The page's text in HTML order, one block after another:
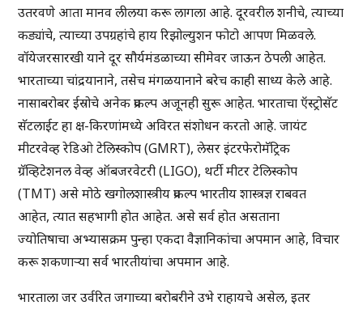
उतरवणे आता मानव लीलया करू लागला आहे. दूरवरील शनीचे, त्याच्या
कड्यांचे, त्याच्या उपग्रहांचे हाय रिझोल्युशन फोटो आपण मिळवले.
वॉयेजरसारखी याने दूर सौर्यमंडळाच्या सीमेवर जाऊन ठेपली आहेत.
भारताच्या चांद्रयानाने, तसेच मंगळयानाने बरेच काही साध्य केले आहे.
नासाबरोबर ईस्रोचे अनेक प्रकल्प अजूनही सुरू आहेत. भारताचा ऍस्ट्रोसॅट
सॅटलाईट हा क्ष-किरणांमध्ये अविरत संशोधन करतो आहे. जायंट
मीटरवेव्ह रेडिओ टेलिस्कोप (GMRT), लेसर इंटरफेरोमॅट्रिक
ग्रॅव्हिटेशनल वेव्ह ऑबजरवेटरी (LIGO), थर्टी मीटर टेलिस्कोप
(TMT) असे मोठे खगोलशास्त्रीय प्रकल्प भारतीय शास्त्रज्ञ राबवत
आहेत, त्यात सहभागी होत आहेत. असे सर्व होत असताना
ज्योतिषाचा अभ्यासक्रम पुन्हा एकदा वैज्ञानिकांचा अपमान आहे, विचार
करू शकणाऱ्या सर्व भारतीयांचा अपमान आहे.
भारताला जर उर्वरित जगाच्या बरोबरीने उभे राहायचे असेल, इतर